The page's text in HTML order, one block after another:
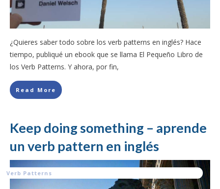
¿Quieres saber todo sobre los verb patterns en inglés? Hace
tiempo, publiqué un ebook que se llama El Pequeño Libro de
los Verb Patterns. Y ahora, por fin,
Read More
Keep doing something – aprende
un verb pattern en inglés
Verb Patterns